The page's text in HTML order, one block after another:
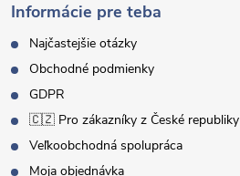
Informácie pre teba
Najčastejšie otázky
Obchodné podmienky
GDPR
🇨🇿 Pro zákazníky z České republiky
Veľkoobchodná spolupráca
Moja objednávka